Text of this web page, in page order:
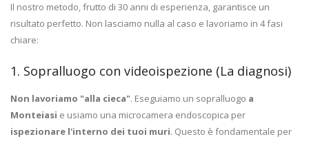
Il nostro metodo, frutto di 30 anni di esperienza, garantisce un
risultato perfetto. Non lasciamo nulla al caso e lavoriamo in 4 fasi
chiare:
1. Sopralluogo con videoispezione (La diagnosi)
Non lavoriamo "alla cieca". Eseguiamo un sopralluogo a
Monteiasi e usiamo una microcamera endoscopica per
ispezionare l'interno dei tuoi muri. Questo è fondamentale per